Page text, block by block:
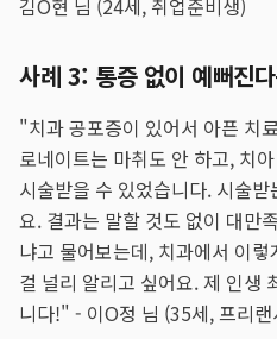
김O현 님 (24세, 취업준비생)
사례 3: 통증 없이 예뻐진
"치과 공포증이 있어서 아픈 치
로네이트는 마취도 안 하고, 치
시술받을 수 있었습니다. 시술
요. 결과는 말할 것도 없이 대만
냐고 물어보는데, 치과에서 이
걸 널리 알리고 싶어요. 제 인생
니다!" - 이O정 님 (35세, 프리랜